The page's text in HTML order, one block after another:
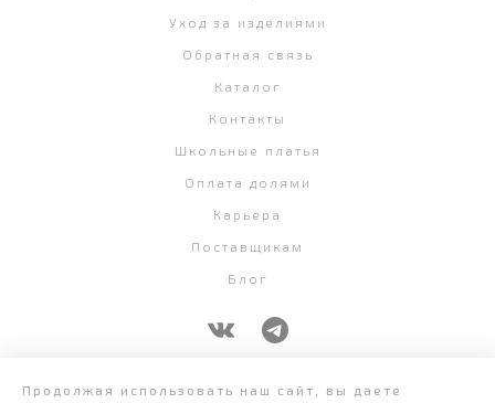
Уход за изделиями
Обратная связь
Каталог
Контакты
Школьные платья
Оплата долями
Карьера
Поставщикам
Блог
+7 (343) 382-58-07
Продолжая использовать наш сайт, вы даете